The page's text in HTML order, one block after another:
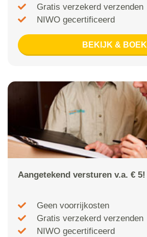
Gratis verzekerd verzenden
NIWO gecertificeerd
BEKIJK & BOEK
Aangetekend versturen v.a. € 5!
Geen voorrijkosten
Gratis verzekerd verzenden
NIWO gecertificeerd